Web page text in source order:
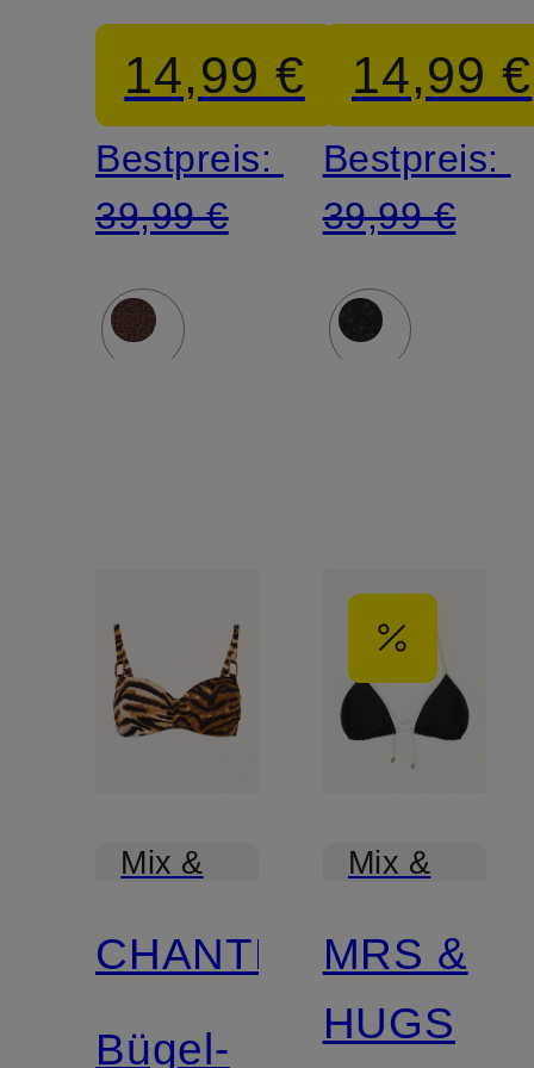
Top
14,99 €
Bestpreis:
39,99 €
Top
14,99 €
Bestpreis:
39,99 €
Mix &
CHANTELLE
Bügel-
Mix &
MRS &
HUGS